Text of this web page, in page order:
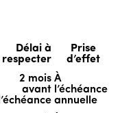
Délai à
respecter
Prise
d’effet
2 mois
avant
l’échéance
À
l’échéance
annuelle